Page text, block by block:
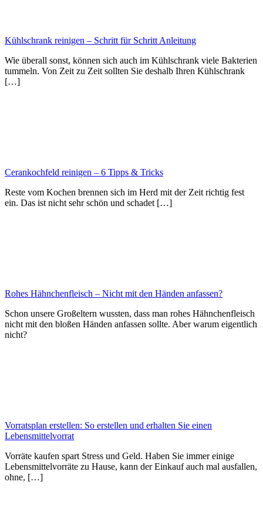
Kühlschrank reinigen – Schritt für Schritt Anleitung
Wie überall sonst, können sich auch im Kühlschrank viele Bakterien
tummeln. Von Zeit zu Zeit sollten Sie deshalb Ihren Kühlschrank
[…]
Cerankochfeld reinigen – 6 Tipps & Tricks
Reste vom Kochen brennen sich im Herd mit der Zeit richtig fest
ein. Das ist nicht sehr schön und schadet […]
Rohes Hähnchenfleisch – Nicht mit den Händen anfassen?
Schon unsere Großeltern wussten, dass man rohes Hähnchenfleisch
nicht mit den bloßen Händen anfassen sollte. Aber warum eigentlich
nicht?
Vorratsplan erstellen: So erstellen und erhalten Sie einen
Lebensmittelvorrat
Vorräte kaufen spart Stress und Geld. Haben Sie immer einige
Lebensmittelvorräte zu Hause, kann der Einkauf auch mal ausfallen,
ohne, […]